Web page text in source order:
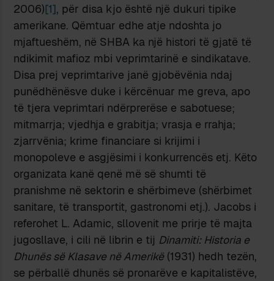
2006)[1], për disa kjo është një dukuri tipike
amerikane. Qëmtuar edhe atje ndoshta jo
mjaftueshëm, në SHBA ka një histori të gjatë të
ndikimit mafioz mbi veprimtarinë e sindikatave.
Disa prej veprimtarive janë gjobëvënia ndaj
punëdhënësve duke i kërcënuar me greva, apo
të tjera veprimtari ndërprerëse e sabotuese;
mitmarrja; vjedhja e grabitja; vrasja e rrahja;
zjarrvënia; krime financiare si krijimi i
monopoleve e asgjësimi i konkurrencës etj. Këto
organizata kanë qenë më së shumti të
pranishme në sektorin e shërbimeve (shërbimet
sanitare, të transportit, gastronomi etj.). Jacobs i
referohet L. Adamic, sllovenit me prirje të majta
jugosllave, i cili në librin e tij Dinamiti: Historia e
Dhunës së Klasave në Amerikë (1931) hedh tezën,
se përballë dhunës së pronarëve e kapitalistëve,